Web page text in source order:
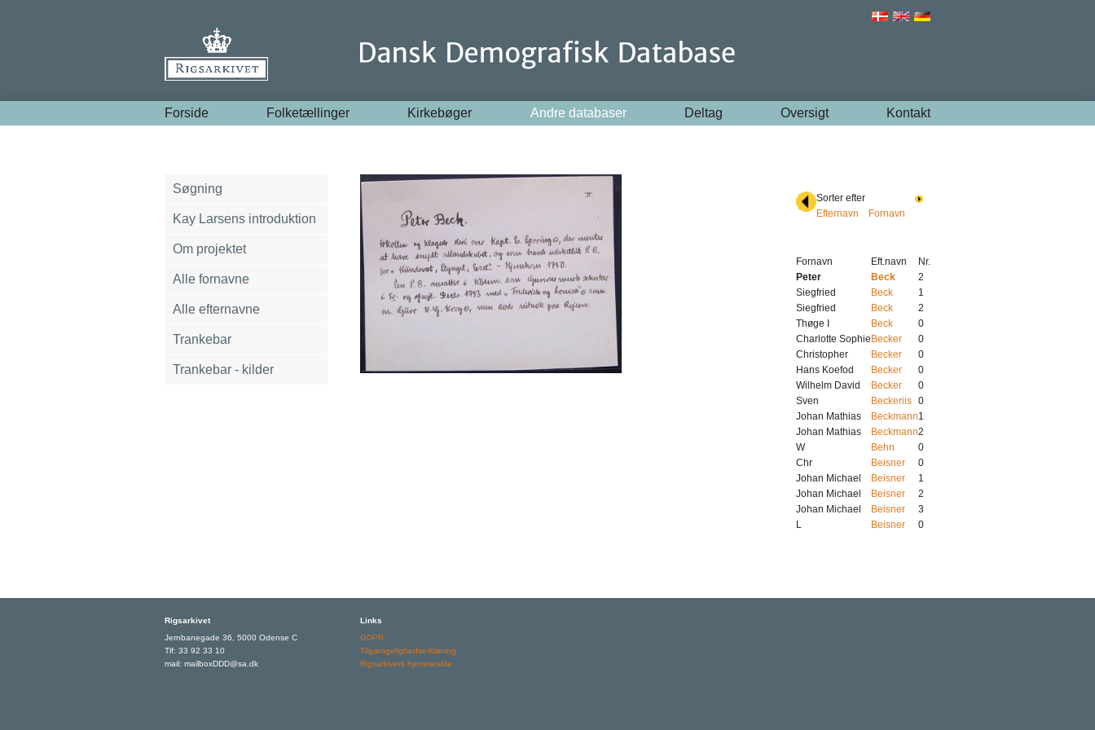
Forside Folketællinger Kirkebøger Andre databaser Deltag Oversigt Kontakt
Søgning
Kay Larsens introduktion
Om projektet
Alle fornavne
Alle efternavne
Trankebar
Trankebar - kilder
Sorter efter
Efternavn
Fornavn
Fornavn Eft.navn
Nr.
Peter
Beck
2
Siegfried
Beck
1
Siegfried
Beck
2
Thøge I
Beck
0
Charlotte Sophie Becker
0
Christopher
Becker
0
Hans Koefod
Becker
0
Wilhelm David
Becker
0
Sven
Beckeriis 0
Johan Mathias
Beckmann1
Johan Mathias
Beckmann2
W
Behn
0
Chr
Beisner
0
Johan Michael
Beisner
1
Johan Michael
Beisner
2
Johan Michael
Beisner
3
L
Beisner 0
Rigsarkivet
Jernbanegade 36, 5000 Odense C
Tlf: 33 92 33 10
mail: mailboxDDD@sa.dk
Links
GDPR
Tilgængelighedserklæring
Rigsarkivets hjemmeside